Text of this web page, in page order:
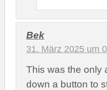
Bek
31. März 2025 um
This was the only
down a button to